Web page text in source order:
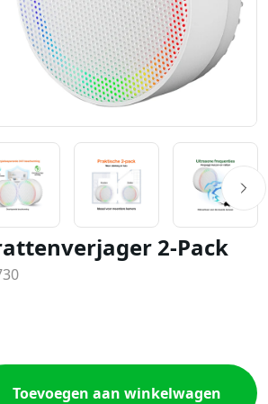
2-Pack
Toevoegen aan winkelwagen